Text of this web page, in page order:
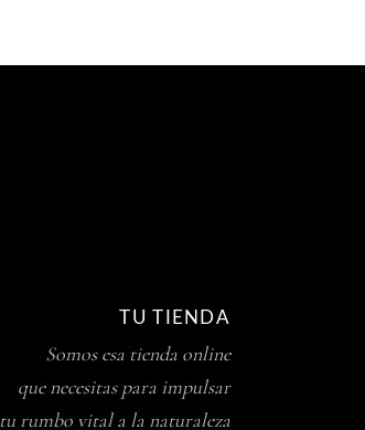
TU TIENDA
Somos esa tienda online
que necesitas para impulsar
tu rumbo vital a la naturaleza